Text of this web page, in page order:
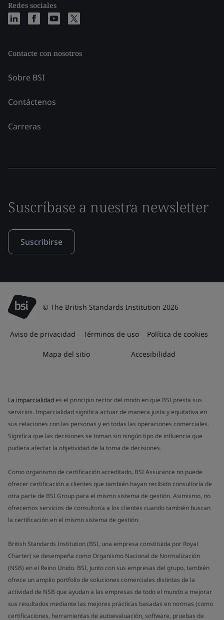
Redes sociales
Contacte con nosotros
Sobre BSI
Contáctenos
Carreras
Suscríbase a nuestra newsletter
Suscribirse
© The British Standards Institution 2026
Aviso de privacidad Términos de uso Política de cookies
Mapa del sitio Accesibilidad
La imparcialidades el principio rector del modo en que BSI presta sus
servicios. Imparcialidad significa actuar de manera justa y equitativa en
sus relaciones con las personas y en todas las operaciones comerciales.
Significa que las decisiones se toman sin ningún tipo de influencia que
pudiera afectar la objetividad de la toma de decisiones.
Como organismo de certificación acreditado, BSI Assurance no puede
ofrecer certificación a clientes que también hayan recibido consultoría de
otra parte de BSI Group para el mismo sistema de gestión. Asimismo, no
ofrecemos servicios de consultoría a los clientes cuando también buscan
la certificación en el mismo sistema de gestión.
British Standards Institution (BSI, una empresa constituida por Royal
Charter) se desempeña como Organismo Nacional de Normalización
(NSB) en el Reino Unido. BSI, junto con sus empresas del grupo, también
ofrece un amplio portfolio de soluciones comerciales distintas de la
actividad de NSB que ayudan a las empresas de todo el mundo a mejorar
sus resultados mediante las mejores prácticas basadas en normas (como
certificaciones, herramientas de autoevaluación, software, pruebas de